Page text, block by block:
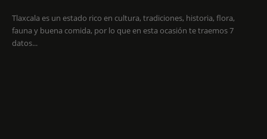
Tlaxcala es un estado rico en cultura, tradiciones, historia, flora,
fauna y buena comida, por lo que en esta ocasión te traemos 7
datos...